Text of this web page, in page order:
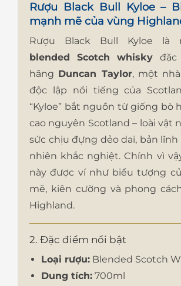
Rượu Black Bull Kyloe –
mạnh mẽ của vùng
Rượu Black Bull Kyloe là
blended Scotch whisky đặc
hãng Duncan Taylor, một
độc lập nổi tiếng của
“Kyloe” bắt nguồn từ giống bò
cao nguyên Scotland – loài vật
sức chịu đựng dẻo dai, bản
nhiên khắc nghiệt. Chính vì
này được ví như biểu tượng
mẽ, kiên cường và phong
Highland.
2. Đặc điểm nổi bật
Loại rượu: Blended Scotch
Dung tích: 700ml